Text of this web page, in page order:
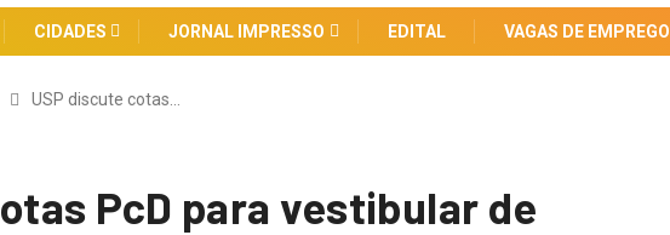
CIDADES JORNAL IMPRESSO EDITAL VAGAS DE EMPREGO
USP discute cotas…
PcD para vestibular de